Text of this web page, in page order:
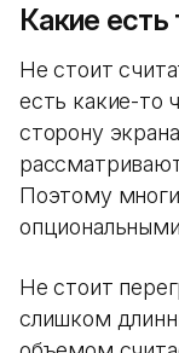
Какие
Не стоит
есть какие-то
сторону
Поэтому
Не стоит
слишком